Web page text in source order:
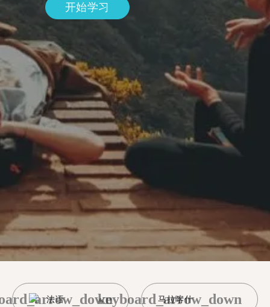
开始学习
法语 马拉喀什
keyboard_arrow_down